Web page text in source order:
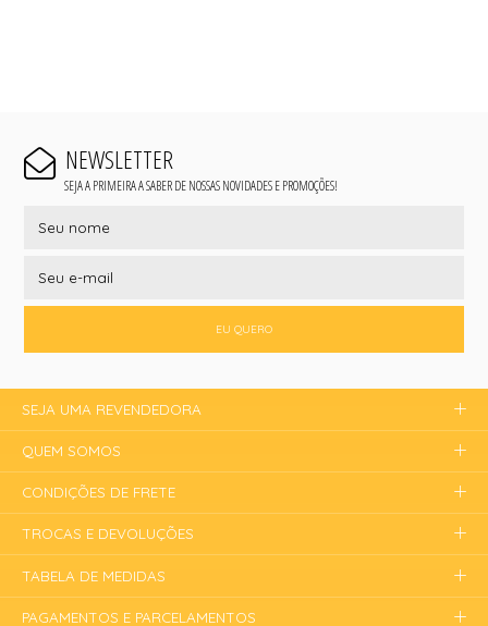
NEWSLETTER
SEJA A PRIMEIRA A SABER DE NOSSAS NOVIDADES E PROMOÇÕES!
EU QUERO
SEJA UMA REVENDEDORA
QUEM SOMOS
CONDIÇÕES DE FRETE
TROCAS E DEVOLUÇÕES
TABELA DE MEDIDAS
PAGAMENTOS E PARCELAMENTOS